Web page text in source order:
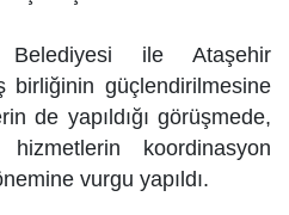
Belediyesi ile Ataşehir
birliğinin güçlendirilmesine
de yapıldığı görüşmede,
koordinasyon
vurgu yapıldı.